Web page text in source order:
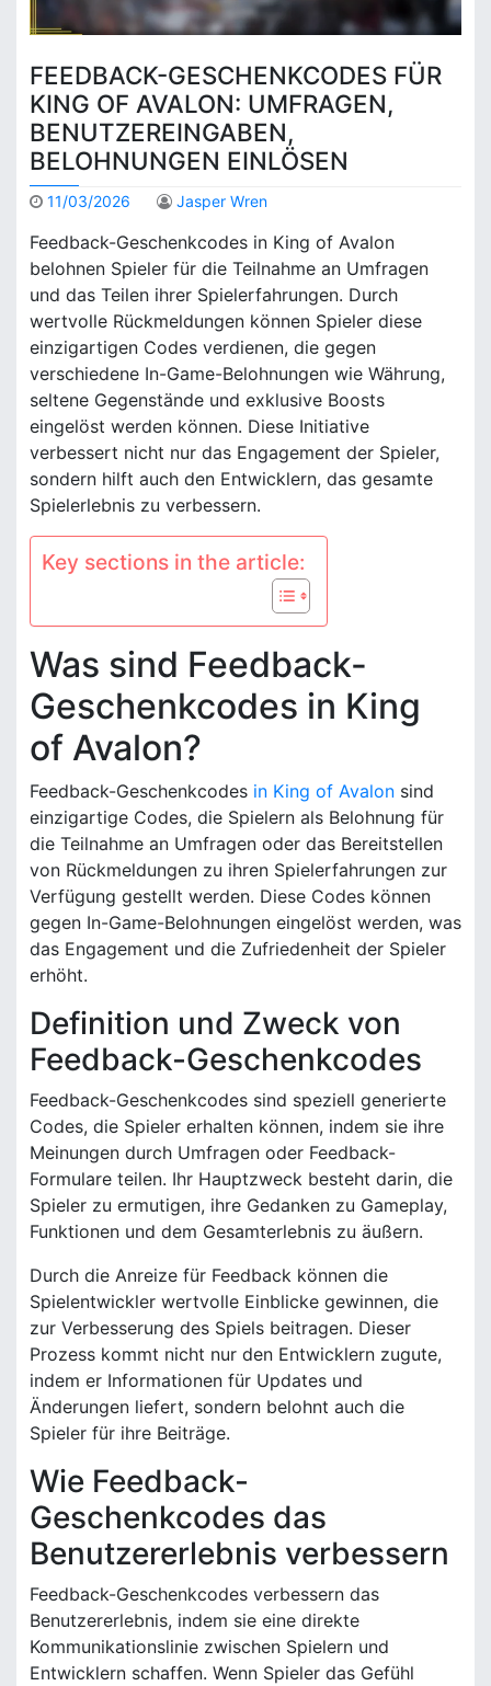
FEEDBACK-GESCHENKCODES FÜR
KING OF AVALON: UMFRAGEN,
BENUTZEREINGABEN,
BELOHNUNGEN EINLÖSEN
11/03/2026 Jasper Wren
Feedback-Geschenkcodes in King of Avalon
belohnen Spieler für die Teilnahme an Umfragen
und das Teilen ihrer Spielerfahrungen. Durch
wertvolle Rückmeldungen können Spieler diese
einzigartigen Codes verdienen, die gegen
verschiedene In-Game-Belohnungen wie Währung,
seltene Gegenstände und exklusive Boosts
eingelöst werden können. Diese Initiative
verbessert nicht nur das Engagement der Spieler,
sondern hilft auch den Entwicklern, das gesamte
Spielerlebnis zu verbessern.
Key sections in the article:
Was sind Feedback-
Geschenkcodes in King
of Avalon?
Feedback-Geschenkcodes in King of Avalon sind
einzigartige Codes, die Spielern als Belohnung für
die Teilnahme an Umfragen oder das Bereitstellen
von Rückmeldungen zu ihren Spielerfahrungen zur
Verfügung gestellt werden. Diese Codes können
gegen In-Game-Belohnungen eingelöst werden, was
das Engagement und die Zufriedenheit der Spieler
erhöht.
Definition und Zweck von
Feedback-Geschenkcodes
Feedback-Geschenkcodes sind speziell generierte
Codes, die Spieler erhalten können, indem sie ihre
Meinungen durch Umfragen oder Feedback-
Formulare teilen. Ihr Hauptzweck besteht darin, die
Spieler zu ermutigen, ihre Gedanken zu Gameplay,
Funktionen und dem Gesamterlebnis zu äußern.
Durch die Anreize für Feedback können die
Spielentwickler wertvolle Einblicke gewinnen, die
zur Verbesserung des Spiels beitragen. Dieser
Prozess kommt nicht nur den Entwicklern zugute,
indem er Informationen für Updates und
Änderungen liefert, sondern belohnt auch die
Spieler für ihre Beiträge.
Wie Feedback-
Geschenkcodes das
Benutzererlebnis verbessern
Feedback-Geschenkcodes verbessern das
Benutzererlebnis, indem sie eine direkte
Kommunikationslinie zwischen Spielern und
Entwicklern schaffen. Wenn Spieler das Gefühl